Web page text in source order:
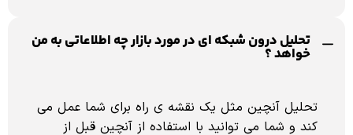
تحلیل درون شبکه ای در مورد بازار چه اطلاعاتی به من
خواهد ؟
تحلیل آنچین مثل یک نقشه ی راه برای شما عمل می
کند و شما می توانید با استفاده از آنچین قبل از